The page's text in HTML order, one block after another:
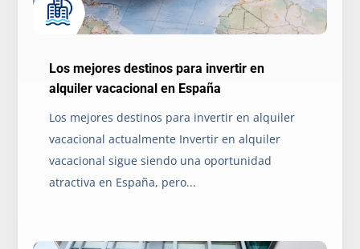
Los mejores destinos para invertir en
alquiler vacacional en España
Los mejores destinos para invertir en alquiler
vacacional actualmente Invertir en alquiler
vacacional sigue siendo una oportunidad
atractiva en España, pero...